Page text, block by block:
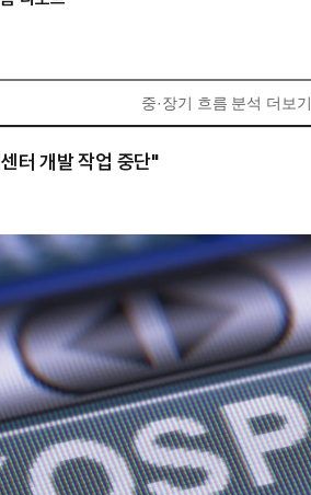
중·장기 흐름 분석 더보기
터 개발 작업 중단"